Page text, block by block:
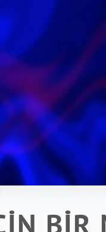
BİR